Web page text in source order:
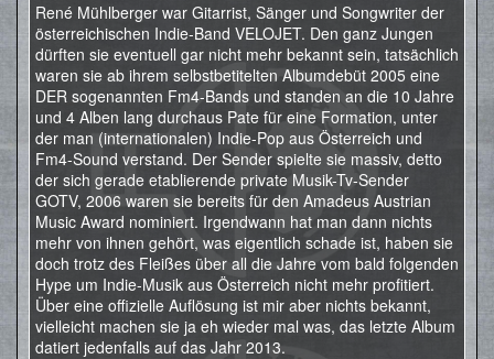
René Mühlberger war Gitarrist, Sänger und Songwriter der
österreichischen Indie-Band VELOJET. Den ganz Jungen
dürften sie eventuell gar nicht mehr bekannt sein, tatsächlich
waren sie ab ihrem selbstbetitelten Albumdebüt 2005 eine
DER sogenannten Fm4-Bands und standen an die 10 Jahre
und 4 Alben lang durchaus Pate für eine Formation, unter
der man (internationalen) Indie-Pop aus Österreich und
Fm4-Sound verstand. Der Sender spielte sie massiv, detto
der sich gerade etablierende private Musik-Tv-Sender
GOTV, 2006 waren sie bereits für den Amadeus Austrian
Music Award nominiert. Irgendwann hat man dann nichts
mehr von ihnen gehört, was eigentlich schade ist, haben sie
doch trotz des Fleißes über all die Jahre vom bald folgenden
Hype um Indie-Musik aus Österreich nicht mehr profitiert.
Über eine offizielle Auflösung ist mir aber nichts bekannt,
vielleicht machen sie ja eh wieder mal was, das letzte Album
datiert jedenfalls auf das Jahr 2013.